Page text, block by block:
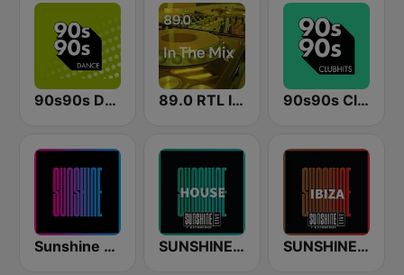
90s90s Dance 89.0 RTL In The Mix 90s90s Clubhits
Sunshine - Eurodance SUNSHINE LIVE - House SUNSHINE LIVE - Ibiza